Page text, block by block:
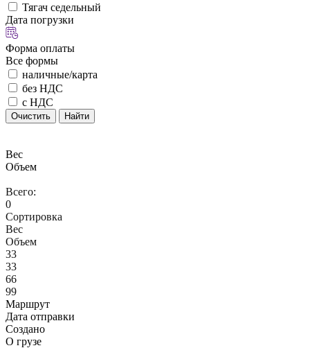
Тягач седельный
Дата погрузки
Форма оплаты
Все формы
наличные/карта
без НДС
с НДС
Очистить Найти
Вес
Объем
Всего:
0
Сортировка
Вес
Объем
33
33
66
99
Маршрут
Дата отправки
Создано
О грузе